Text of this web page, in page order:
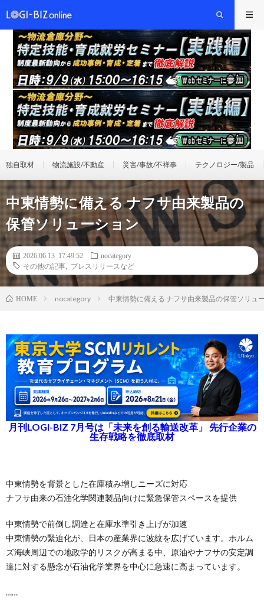
独自取材 物流施設/不動産 災害/事故/不祥事 テクノロジー/製品
中東情勢に備える ナフサ由来製品の
保管ソリューション
2026.06.13 17:49:52
nocategory
その他の記事
プレスリリースなど
HOME nocategory 中東情勢に備える ナフサ由来製品の保管ソリュ
月刊LOGI-BIZ 7月号は「未来を創る輸送改革」 先行企業の
生存戦略を徹底取材
中東情勢を背景とした在庫積み増しニーズに対応
ナフサ由来の石油化学関連製品向けに緊急保管スペースを提供
中東情勢で前倒し調達と在庫水準引き上げが加速
中東情勢の緊迫化が、日本の産業界に波紋を広げています。ホルム
ズ海峡周辺での地政学的リスクが高まる中、原油やナフサの安定調
達に対する懸念が石油化学業界を中心に急速に高まっています。
……